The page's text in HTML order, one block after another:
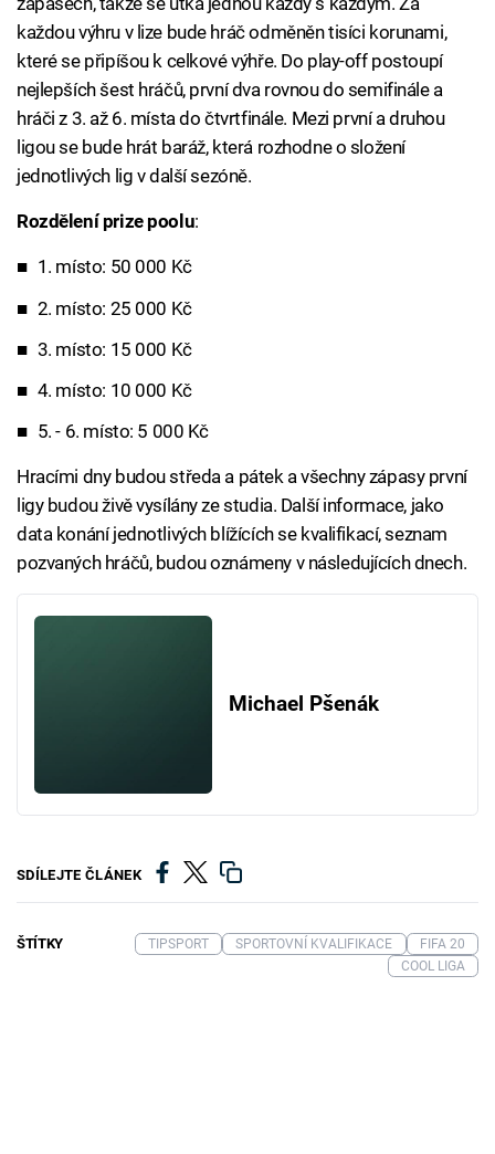
každou výhru v lize bude hráč odměněn tisíci korunami,
které se připíšou k celkové výhře. Do play-off postoupí
nejlepších šest hráčů, první dva rovnou do semifinále a
hráči z 3. až 6. místa do čtvrtfinále. Mezi první a druhou
ligou se bude hrát baráž, která rozhodne o složení
jednotlivých lig v další sezóně.
Rozdělení prize poolu:
1. místo: 50 000 Kč
2. místo: 25 000 Kč
3. místo: 15 000 Kč
4. místo: 10 000 Kč
5. - 6. místo: 5 000 Kč
Hracími dny budou středa a pátek a všechny zápasy první
ligy budou živě vysílány ze studia. Další informace, jako
data konání jednotlivých blížících se kvalifikací, seznam
pozvaných hráčů, budou oznámeny v následujících dnech.
Michael Pšenák
SDÍLEJTE ČLÁNEK
ŠTÍTKY TIPSPORT SPORTOVNÍ KVALIFIKACE
FIFA 20
COOL LIGA